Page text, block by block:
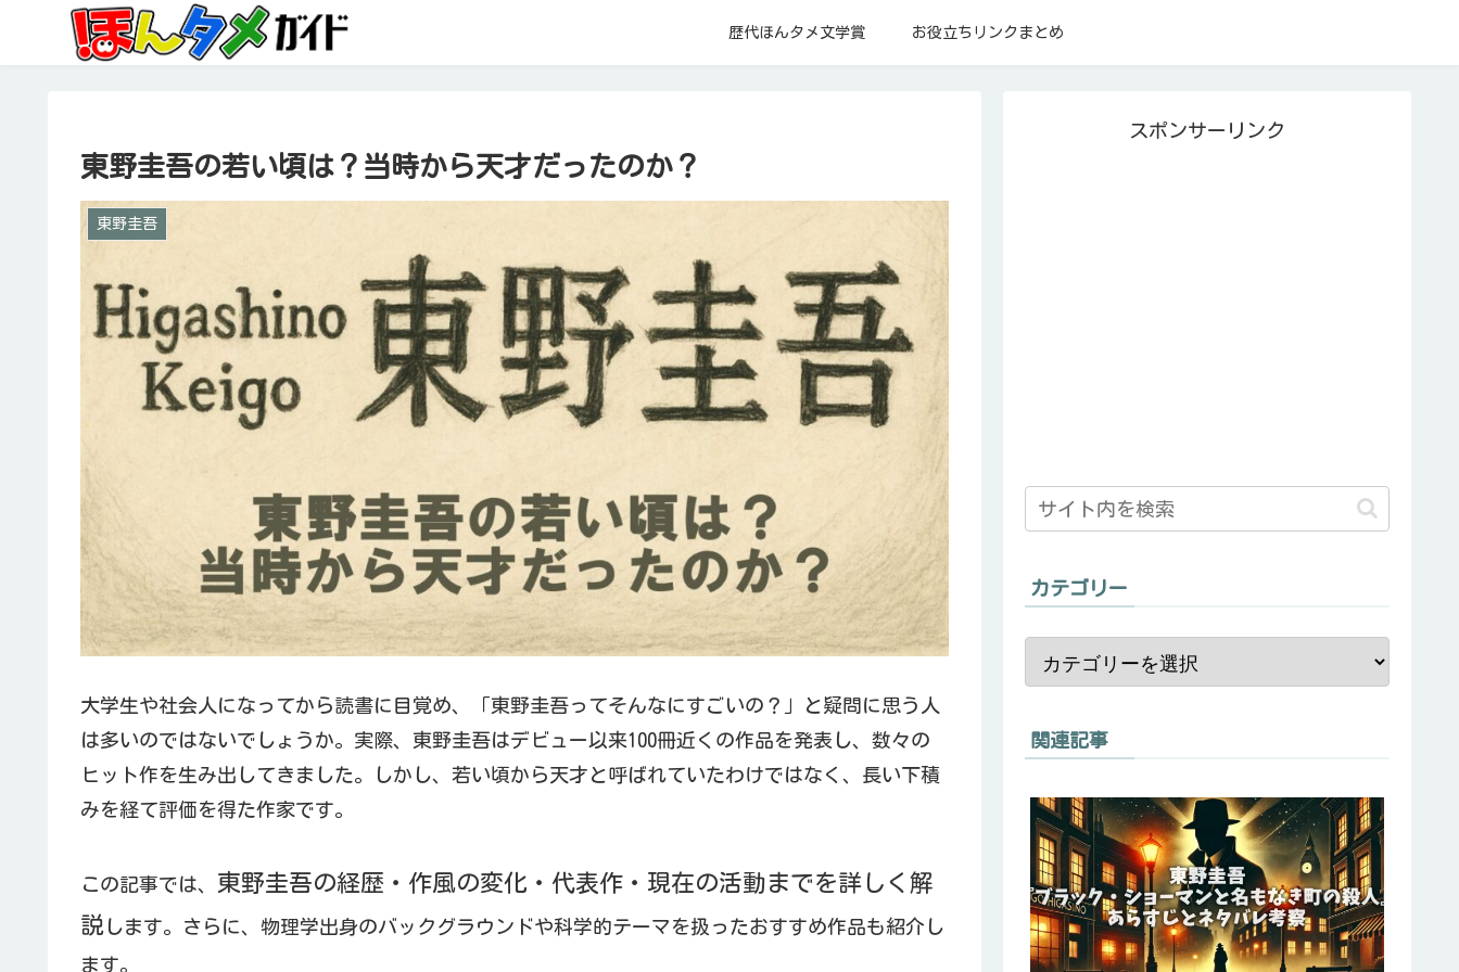
歴代ほんタメ文学賞 お役立ちリンクまとめ
東野圭吾の若い頃は？当時から天才だったのか？
東野圭吾
大学生や社会人になってから読書に目覚め、「東野圭吾ってそんなにすごいの？」と疑問に思う人
は多いのではないでしょうか。実際、東野圭吾はデビュー以来100冊近くの作品を発表し、数々の
ヒット作を生み出してきました。しかし、若い頃から天才と呼ばれていたわけではなく、長い下積
みを経て評価を得た作家です。
この記事では、 東野圭吾の経歴・作風の変化・代表作・現在の活動までを詳しく解
説 します。さらに、物理学出身のバックグラウンドや科学的テーマを扱ったおすすめ作品も紹介し
ます。
スポンサーリンク
カテゴリー
関連記事